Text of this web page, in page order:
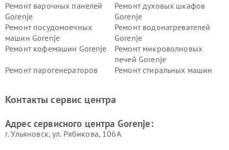
Ремонт варочных панелей
Gorenje
Ремонт духовых шкафов
Gorenje
Ремонт посудомоечных
машин Gorenje
Ремонт водонагревателей
Gorenje
Ремонт кофемашин Gorenje
Ремонт микроволновых
печей Gorenje
Ремонт парогенераторов
Ремонт стиральных машин
Контакты сервис центра
Адрес сервисного центра Gorenje:
г. Ульяновск, ул. Рябикова, 106А